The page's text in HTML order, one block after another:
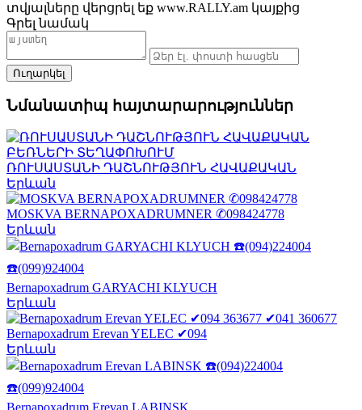
տվյալները վերցրել եք www.RALLY.am կայքից
Գրել նամակ
Նմանատիպ հայտարարություններ
ՌՈՒՍԱՍՏԱՆԻ ԴԱՇՆՈՒԹՅՈՒՆ ՀԱՎԱՔԱԿԱՆ
Երևան
MOSKVA BERNAPOXADRUMNER ✆098424778
Երևան
Bernapoxadrum GARYACHI KLYUCH
Երևան
Bernapoxadrum Erevan YELEC ✔094
Երևան